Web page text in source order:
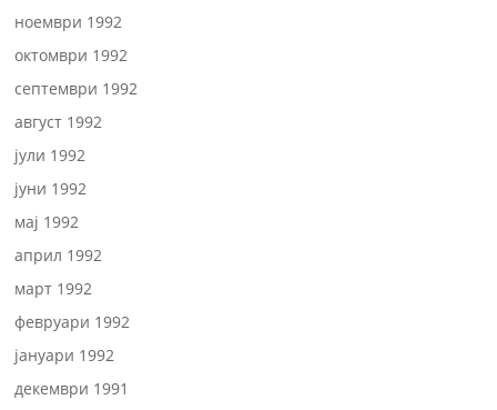
ноември 1992
октомври 1992
септември 1992
август 1992
јули 1992
јуни 1992
мај 1992
април 1992
март 1992
февруари 1992
јануари 1992
декември 1991